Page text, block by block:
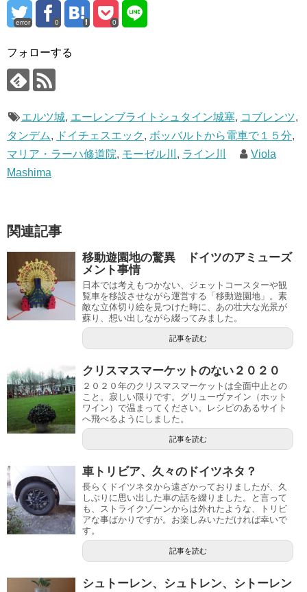
error 0 0
フォローする
エルツ城, エーレンブライトシュタイン城塞, コブレンツ,
タンデム, ドイチェスエック , ボッバルトから電車で１５分,
マリア・ラーハ修道院, モーゼル川 , ライン川
Viola
Mashima
関連記事
移動遊園地の驚異 ドイツのアミューズ
メント事情
日本では考えもつかない、ジェットコースターや観
覧車を移設させながら運営する「移動遊園地」。素
敵な立体切り絵を見つけた時に、あの壮大な光景が
蘇り、想い出しながら綴ってみました。
記事を読む
クリスマスマーケットのない２０２０
２０２０年のクリスマスマーケットは全面中止との
こと。寂しい限りです。グリューヴァイン（ホット
ワイン）で温まってください。レシピのあるサイト
へ飛べるようにしました。
記事を読む
車トリビア、久々のドイツネタ？
長らくドイツネタから遠ざかっておりましたが、久
しぶりに思い出した車の話を綴りました。と言って
も、ストライクゾーンからは外れたような、トリビ
アな事ばかりですが。お楽しみいただければ幸いで
す。
記事を読む
シュトーレン、シュトレン、シトーレン